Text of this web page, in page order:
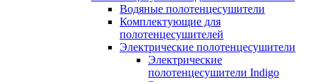
Водяные полотенцесушители
Комплектующие для
полотенцесушителей
Электрические полотенцесушители
Электрические
полотенцесушители Indigo